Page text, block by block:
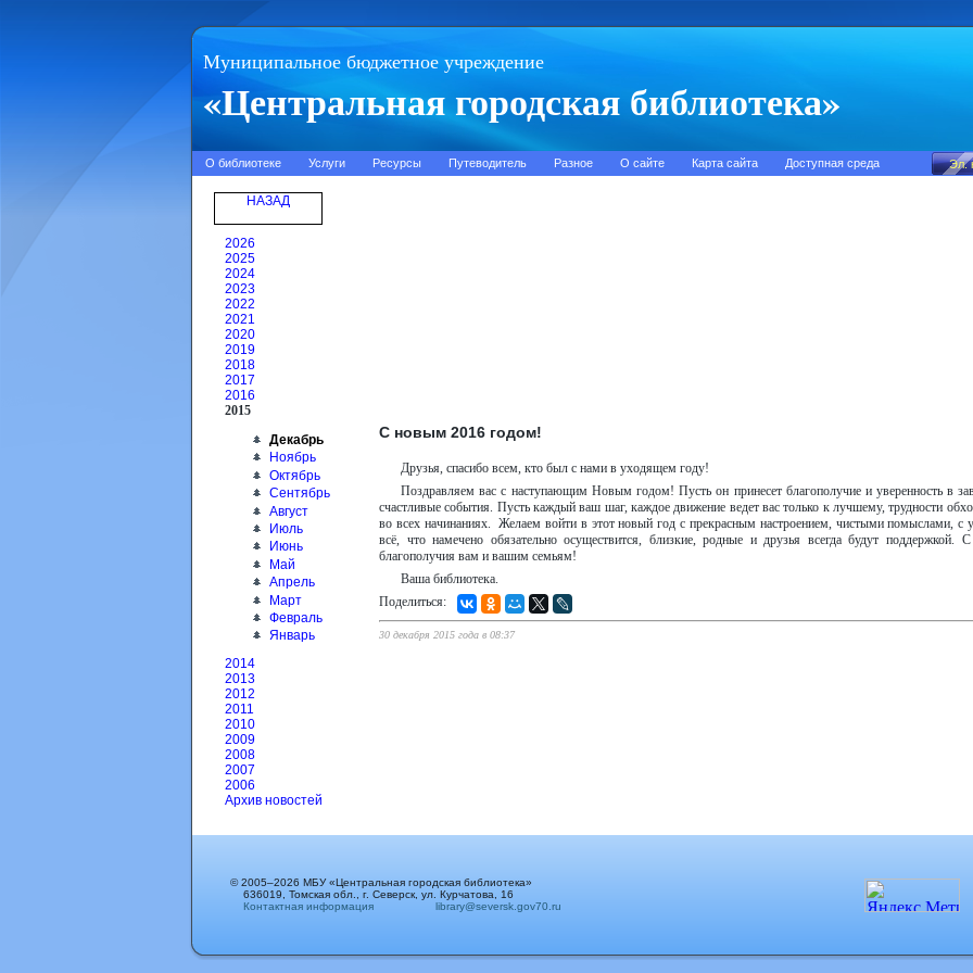
Муниципальное бюджетное учреждение
«Центральная городская библиотека»
О библиотеке Услуги Ресурсы Путеводитель Разное О сайте Карта сайта Доступная среда
НАЗАД
2026
2025
2024
2023
2022
2021
2020
2019
2018
2017
2016
2015
Декабрь
Ноябрь
Октябрь
Сентябрь
Август
Июль
Июнь
Май
Апрель
Март
Февраль
Январь
2014
2013
2012
2011
2010
2009
2008
2007
2006
Архив новостей
С новым 2016 годом!
Друзья, спасибо всем, кто был с нами в уходящем году!
Поздравляем вас с наступающим Новым годом! Пусть он принесет благополучие и уверенность в
счастливые события. Пусть каждый ваш шаг, каждое движение ведет вас только к лучшему, трудности
во всех начинаниях. Желаем войти в этот новый год с прекрасным настроением, чистыми помыслами, с
всё, что намечено обязательно осуществится, близкие, родные и друзья всегда будут
благополучия вам и вашим семьям!
Ваша библиотека.
Поделиться:
30 декабря 2015 года в 08:37
© 2005–2026 МБУ «Центральная городская библиотека»
636019, Томская обл., г. Северск, ул. Курчатова, 16
Контактная информация
library@seversk.gov70.ru